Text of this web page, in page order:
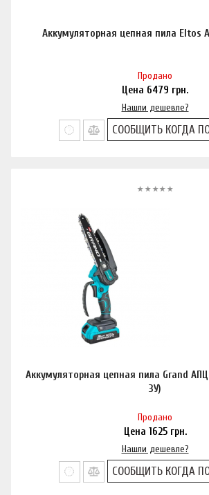
Аккумуляторная цепная пила Eltos
Продано
Цена 6479 грн.
Нашли дешевле?
СООБЩИТЬ КОГДА
Аккумуляторная цепная пила Grand
ЗУ)
Продано
Цена 1625грн.
Нашли дешевле?
СООБЩИТЬ КОГДА